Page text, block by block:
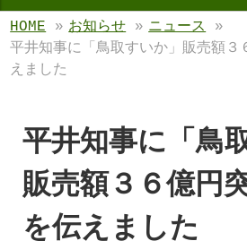
HOME » お知らせ » ニュース
»
平井知事に「鳥取すいか」販売額３
えました
平井知事に「鳥
販売額３６億円
を伝えました